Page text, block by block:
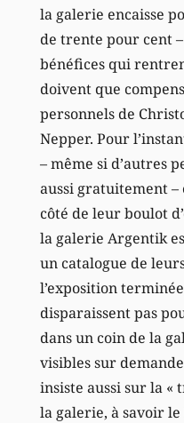
la galerie encaisse
de trente pour cent
bénéfices qui
doivent que
personnels de
Nepper. Pour
– même si d’autres
aussi gratuitement –
côté de leur boulot
la galerie Argentik
un catalogue de
l’exposition
disparaissent pas
dans un coin de la
visibles sur
insiste aussi sur la «
la galerie, à savoir